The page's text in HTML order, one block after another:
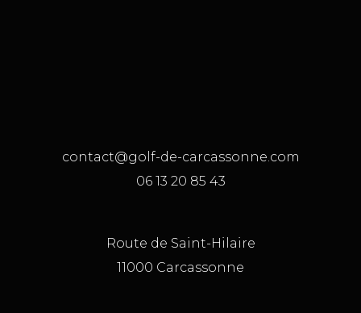
contact@golf-de-carcassonne.com
06 13 20 85 43
Route de Saint-Hilaire
11000 Carcassonne